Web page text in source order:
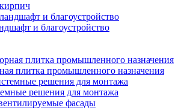
и благоустройство
плитка промышленного назначения
решения для монтажа